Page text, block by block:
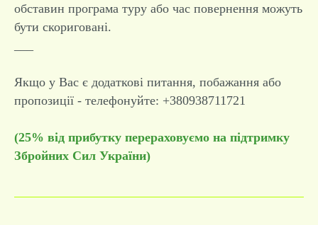
обставин програма туру або час повернення можуть
бути скориговані.
Якщо у Вас є додаткові питання, побажання або
пропозиції - телефонуйте: +380938711721
(25% від прибутку перераховуємо на підтримку
Збройних Сил України)